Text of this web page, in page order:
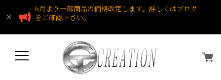
6月より一部商品の価格改定します。詳しくはブログ
をご確認下さい。